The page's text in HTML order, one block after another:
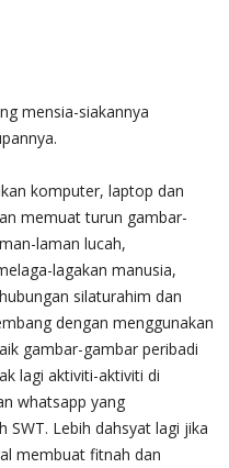
mensia-siakannya
komputer, laptop dan
memuat turun gambar-
laman lucah,
lagakan manusia,
silaturahim dan
dengan menggunakan
gambar-gambar peribadi
lagi aktiviti-aktiviti di
whatsapp yang
SWT. Lebih dahsyat lagi jika
membuat fitnah dan